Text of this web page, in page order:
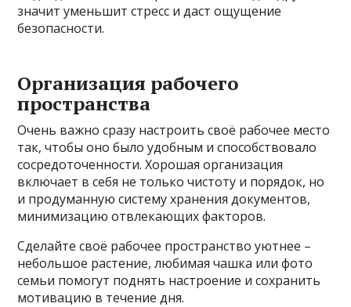
значит уменьшит стресс и даст ощущение
безопасности.
Организация рабочего
пространства
Очень важно сразу настроить своё рабочее место
так, чтобы оно было удобным и способствовало
сосредоточенности. Хорошая организация
включает в себя не только чистоту и порядок, но
и продуманную систему хранения документов,
минимизацию отвлекающих факторов.
Сделайте своё рабочее пространство уютнее –
небольшое растение, любимая чашка или фото
семьи помогут поднять настроение и сохранить
мотивацию в течение дня.